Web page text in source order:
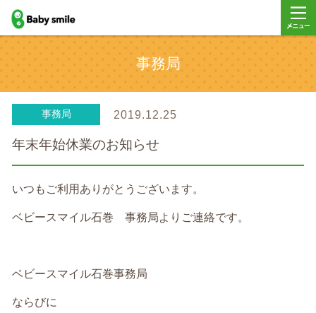
baby smile
事務局
事務局 2019.12.25
年末年始休業のお知らせ
いつもご利用ありがとうございます。
ベビースマイル石巻 事務局よりご連絡です。
ベビースマイル石巻事務局
ならびに